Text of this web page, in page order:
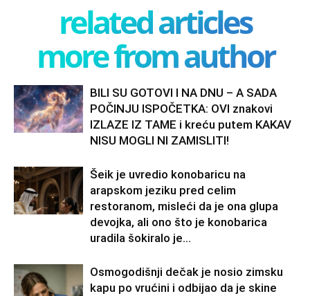
related articles
more from author
BILI SU GOTOVI I NA DNU – A SADA
POČINJU ISPOČETKA: OVI znakovi
IZLAZE IZ TAME i kreću putem KAKAV
NISU MOGLI NI ZAMISLITI!
Šeik je uvredio konobaricu na
arapskom jeziku pred celim
restoranom, misleći da je ona glupa
devojka, ali ono što je konobarica
uradila šokiralo je...
Osmogodišnji dečak je nosio zimsku
kapu po vrućini i odbijao da je skine